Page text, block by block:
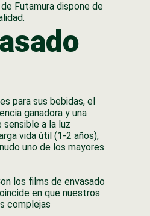
Futamura dispone de
para sus bebidas, el
ganadora y una
a la luz
vida útil (1-2 años),
uno de los mayores
los films de envasado
en que nuestros
complejas